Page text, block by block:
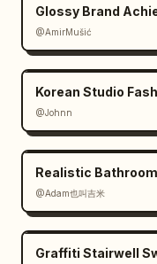
Glossy Brand
@AmirMušić
Korean Studio
@Johnn
Realistic
@Adam也叫吉米
Graffiti Stairwell